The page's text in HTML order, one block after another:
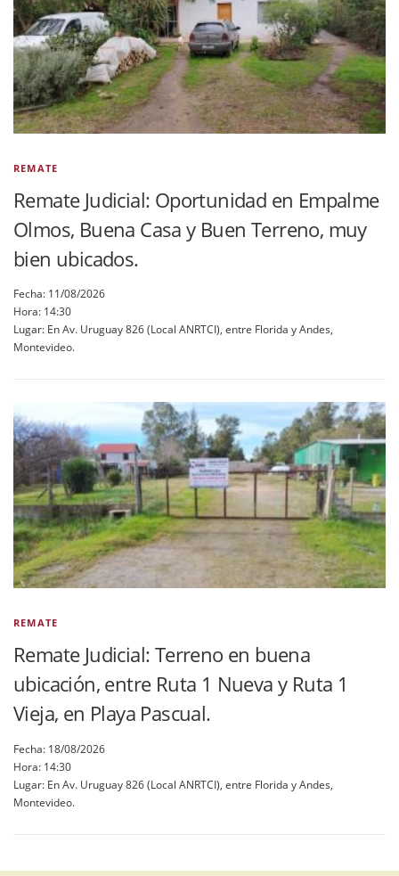
REMATE
Remate Judicial: Oportunidad en Empalme
Olmos, Buena Casa y Buen Terreno, muy
bien ubicados.
Fecha: 11/08/2026
Hora: 14:30
Lugar: En Av. Uruguay 826 (Local ANRTCI), entre Florida y Andes,
Montevideo.
REMATE
Remate Judicial: Terreno en buena
ubicación, entre Ruta 1 Nueva y Ruta 1
Vieja, en Playa Pascual.
Fecha: 18/08/2026
Hora: 14:30
Lugar: En Av. Uruguay 826 (Local ANRTCI), entre Florida y Andes,
Montevideo.